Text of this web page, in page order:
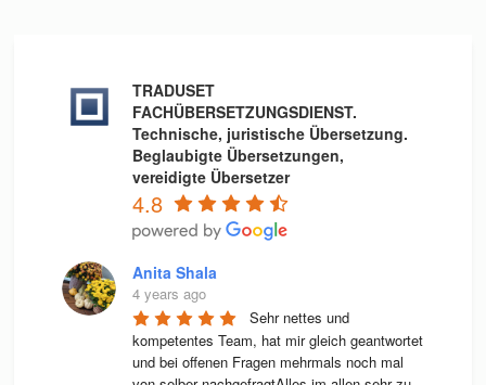
TRADUSET
FACHÜBERSETZUNGSDIENST.
Technische, juristische Übersetzung.
Beglaubigte Übersetzungen,
vereidigte Übersetzer
4.8
Anita Shala
4 years ago
Sehr nettes und
kompetentes Team, hat mir gleich geantwortet
und bei offenen Fragen mehrmals noch mal